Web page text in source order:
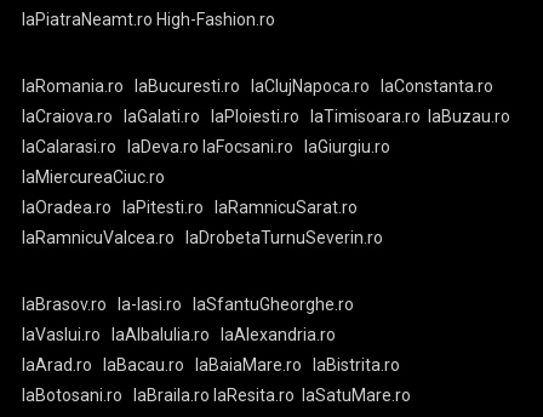
laPiatraNeamt.ro High-Fashion.ro
laRomania.ro laBucuresti.ro laClujNapoca.ro
laConstanta.ro
laCraiova.ro
laGalati.ro laPloiesti.ro laTimisoara.ro
laBuzau.ro
laCalarasi.ro
laDeva.ro laFocsani.ro
laGiurgiu.ro
laMiercureaCiuc.ro
laOradea.ro
laPitesti.ro
laRamnicuSarat.ro
laRamnicuValcea.ro
laDrobetaTurnuSeverin.ro
laBrasov.ro la-Iasi.ro
laSfantuGheorghe.ro
laVaslui.ro
laAlbaIulia.ro
laAlexandria.ro
laArad.ro
laBacau.ro laBaiaMare.ro
laBistrita.ro
laBotosani.ro
laBraila.ro laResita.ro
laSatuMare.ro